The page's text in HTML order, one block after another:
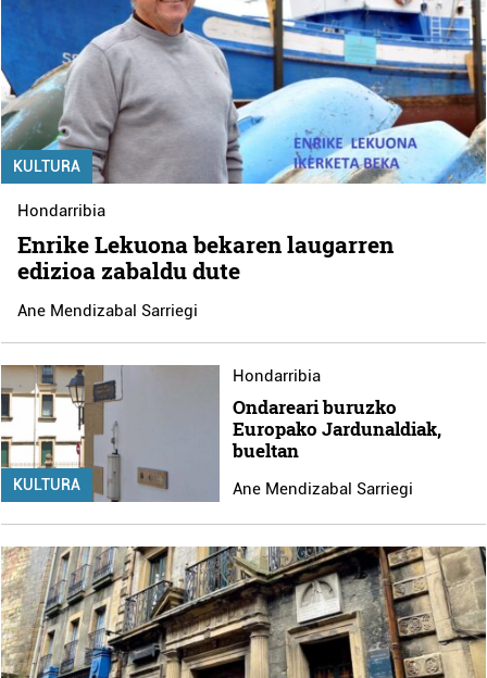
KULTURA
Hondarribia
Enrike Lekuona bekaren laugarren
edizioa zabaldu dute
Ane Mendizabal Sarriegi
KULTURA
Hondarribia
Ondareari buruzko
Europako Jardunaldiak,
bueltan
Ane Mendizabal Sarriegi